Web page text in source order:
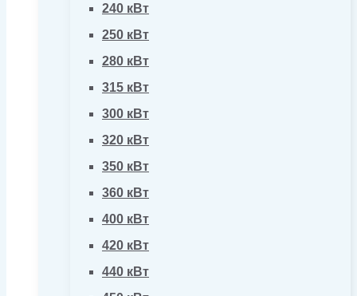
240 кВт
250 кВт
280 кВт
315 кВт
300 кВт
320 кВт
350 кВт
360 кВт
400 кВт
420 кВт
440 кВт